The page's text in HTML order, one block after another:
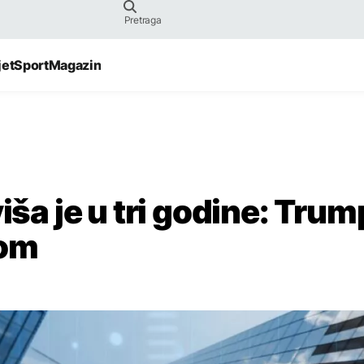
SportMagazin
je u tri godine: